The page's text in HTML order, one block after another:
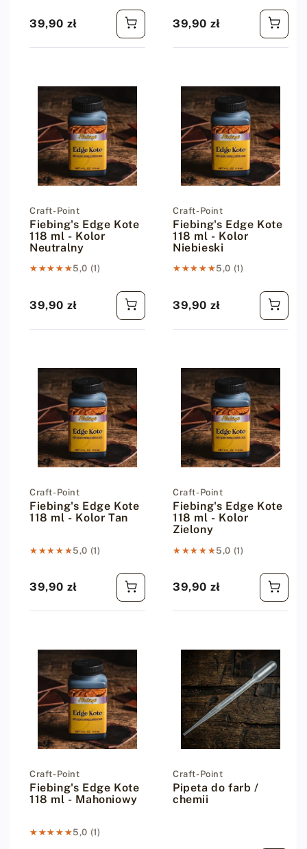
Cena regularna
39,90 zł Cena regularna
39,90 zł
Dostawca:
Craft-Point
Fiebing's Edge Kote
118 ml - Kolor
Neutralny
★★★★★
★★★★★5,0 (1)
Cena regularna
39,90 zł
Dostawca:
Craft-Point
Fiebing's Edge Kote
118 ml - Kolor
Niebieski
★★★★★
★★★★★5,0 (1)
Cena regularna
39,90 zł
Dostawca:
Craft-Point
Fiebing's Edge Kote
118 ml - Kolor Tan
★★★★★
★★★★★5,0 (1)
Cena regularna
39,90 zł
Dostawca:
Craft-Point
Fiebing's Edge Kote
118 ml - Kolor
Zielony
★★★★★
★★★★★5,0 (1)
Cena regularna
39,90 zł
Dostawca:
Craft-Point
Fiebing's Edge Kote
118 ml - Mahoniowy
★★★★★
★★★★★5,0 (1)
Dostawca:
Craft-Point
Pipeta do farb /
chemii